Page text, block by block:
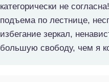
категорически не
подъема по лестнице,
избегание зеркал,
большую свободу, чем я